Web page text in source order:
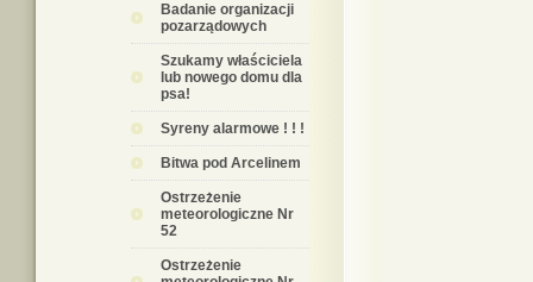
Badanie organizacji
pozarządowych
Szukamy właściciela
lub nowego domu dla
psa!
Syreny alarmowe ! ! !
Bitwa pod Arcelinem
Ostrzeżenie
meteorologiczne Nr
52
Ostrzeżenie